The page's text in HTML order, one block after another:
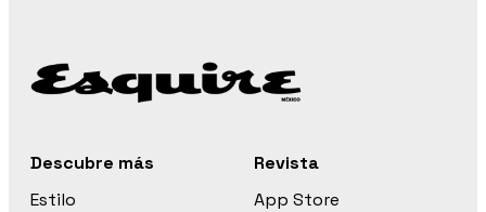
Descubre más
Estilo
Revista
App Store